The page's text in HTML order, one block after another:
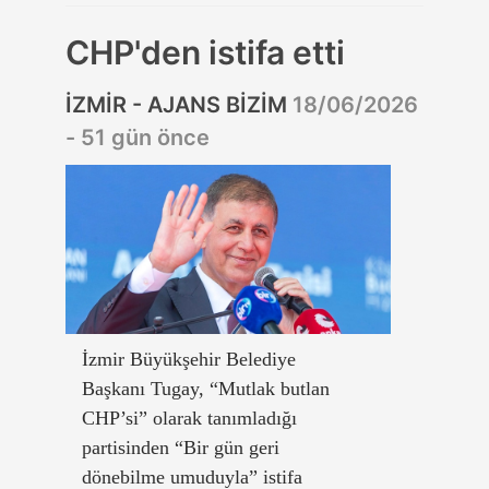
CHP'den istifa etti
İZMİR - AJANS BİZİM 18/06/2026
- 51 gün önce
İzmir Büyükşehir Belediye
Başkanı Tugay, “Mutlak butlan
CHP’si” olarak tanımladığı
partisinden “Bir gün geri
dönebilme umuduyla” istifa